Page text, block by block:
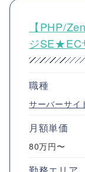
【PHP/
ジSE★EC
職種
サーバーサイ
月額単価
80万円〜